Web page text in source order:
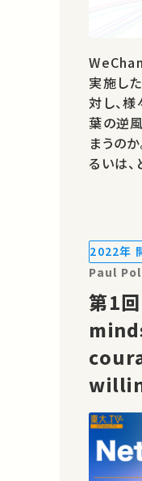
実施し
対し、
葉の逆
まうの
るいは
えました。 著作権処理・映像編
性包摂
2022年
Paul
第1回 Net Positive: a